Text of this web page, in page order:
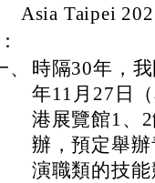
Asia Taipei
、
時隔30年，
年11月27日
港展覽館1、
辦，預定舉
演職類的技